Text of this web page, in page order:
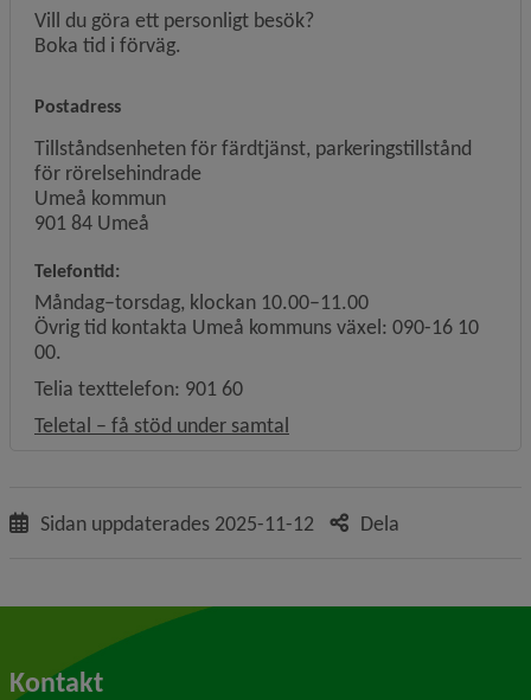
Vill du göra ett personligt besök?
Boka tid i förväg.
Postadress
Tillståndsenheten för färdtjänst, parkeringstillstånd
för rörelsehindrade
Umeå kommun
901 84 Umeå
Telefontid:
Måndag–torsdag, klockan 10.00–11.00
Övrig tid kontakta Umeå kommuns växel: 090-16 10
00.
Telia texttelefon: 901 60
Teletal – få stöd under samtal
Sidan uppdaterades 2025-11-12 Dela
Kontakt